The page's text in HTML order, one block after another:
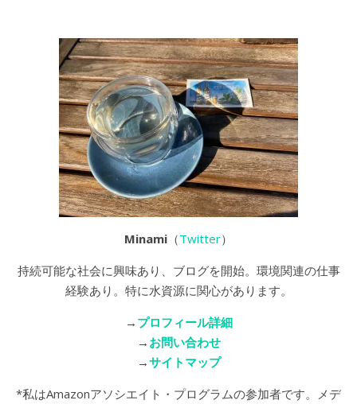
Minami （Twitter）
持続可能な社会に興味あり、ブログを開始。環境関連の仕事
経験あり。特に水資源に関心があります。
→ プロフィール詳細
→ お問い合わせ
→サイトマップ
*私はAmazonアソシエイト・プログラムの参加者です。メデ